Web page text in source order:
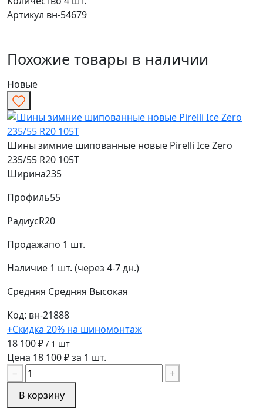
Артикул вн-54679
Похожие товары в наличии
Новые
Шины зимние шипованные новые Pirelli Ice Zero
235/55 R20 105T
Ширина235
Профиль55
РадиусR20
Продажапо 1 шт.
Наличие 1 шт. (через 4-7 дн.)
Средняя Средняя Высокая
Код: вн-21888
+Скидка 20% на шиномонтаж
18 100 ₽ / 1 шт
Цена 18 100 ₽ за 1 шт.
−
+
В корзину